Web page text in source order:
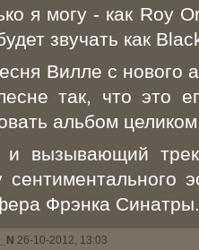
я могу - как Roy
звучать как
Вилле с нового
так, что это
альбом
и вызывающий
Фрэнка
26-10-2012, 13:03